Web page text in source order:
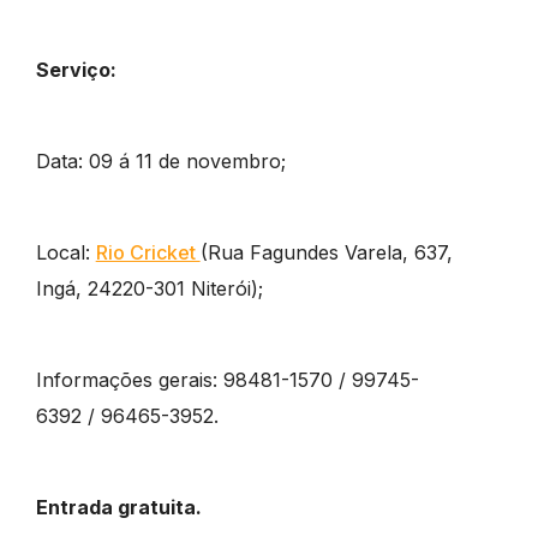
Serviço:
Data: 09 á 11 de novembro;
Local: Rio Cricket (Rua Fagundes Varela, 637,
Ingá, 24220-301 Niterói);
Informações gerais: 98481-1570 / 99745-
6392 / 96465-3952.
Entrada gratuita.